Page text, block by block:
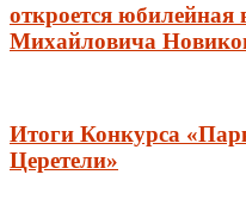
откроется
Михайловича
Итоги Конкурса
Церетели»